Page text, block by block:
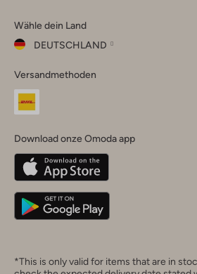
Instagram
Facebook
TikTok
Wähle dein Land
DEUTSCHLAND
dein
Land
Belgique(Français)
Deutschland
Versandmethoden
Download onze Omoda app
*This is only valid for items that are in